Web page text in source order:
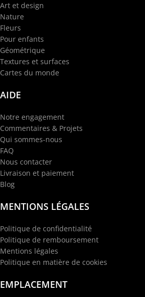
Art et design
Nature
Fleurs
Pour enfants
Géométrique
Textures et surfaces
Cartes du monde
AIDE
Notre engagement
Commentaires & Projets
Qui sommes-nous
FAQ
Nous contacter
Livraison et paiement
Blog
MENTIONS LÉGALES
Politique de confidentialité
Politique de remboursement
Mentions légales
Politique en matière de cookies
EMPLACEMENT